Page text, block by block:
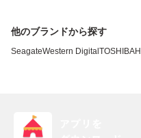
他のブランドから探す
SeagateWestern Digital TOSHIBA